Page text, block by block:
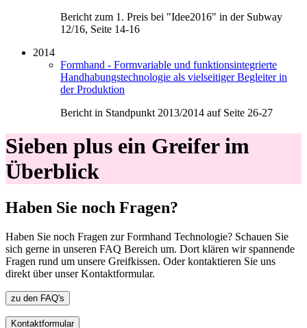
Bericht zum 1. Preis bei "Idee2016" in der Subway
12/16, Seite 14-16
2014
Formhand - Formvariable und funktionsintegrierte
Handhabungstechnologie als vielseitiger Begleiter in
der Produktion
Bericht in Standpunkt 2013/2014 auf Seite 26-27
Sieben plus ein Greifer im
Überblick
Haben Sie noch Fragen?
Haben Sie noch Fragen zur Formhand Technologie? Schauen Sie
sich gerne in unseren FAQ Bereich um. Dort klären wir spannende
Fragen rund um unsere Greifkissen. Oder kontaktieren Sie uns
direkt über unser Kontaktformular.
zu den FAQ's
Kontaktformular